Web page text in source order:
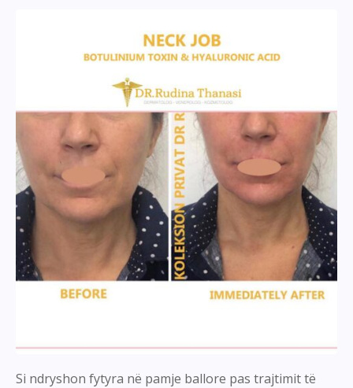
Si ndryshon fytyra në pamje ballore pas trajtimit të